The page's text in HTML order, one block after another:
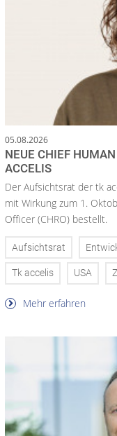
05.08.2026
NEUE CHIEF
ACCELIS
Der Aufsichtsrat der tk
mit Wirkung zum 1.
Officer (CHRO) bestellt.
Aufsichtsrat
Tk accelis USA
Mehr erfahren